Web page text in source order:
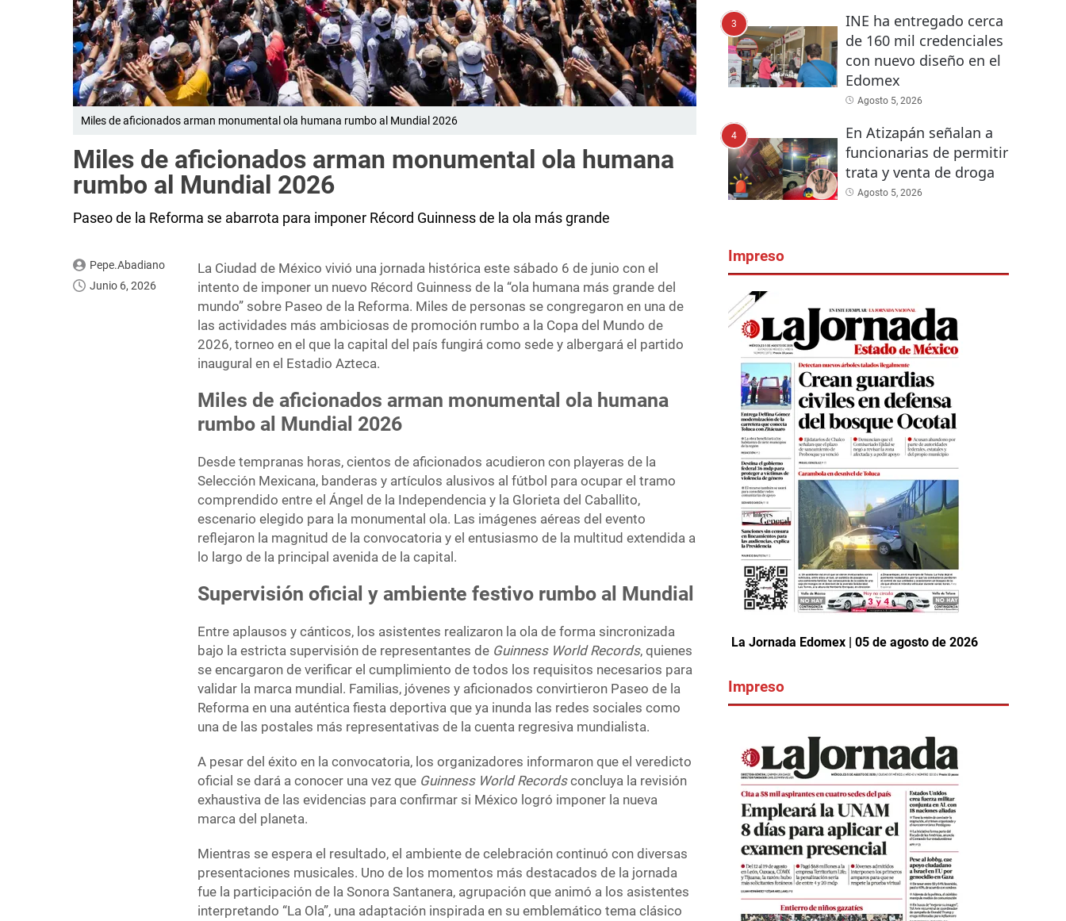
Miles de aficionados arman monumental ola humana rumbo al Mundial 2026
Miles de aficionados arman monumental ola humana
rumbo al Mundial 2026
Paseo de la Reforma se abarrota para imponer Récord Guinness de la ola más grande
Pepe.Abadiano
Junio 6, 2026
La Ciudad de México vivió una jornada histórica este sábado 6 de junio con el
intento de imponer un nuevo Récord Guinness de la “ola humana más grande del
mundo” sobre Paseo de la Reforma. Miles de personas se congregaron en una de
las actividades más ambiciosas de promoción rumbo a la Copa del Mundo de
2026, torneo en el que la capital del país fungirá como sede y albergará el partido
inaugural en el Estadio Azteca.
Miles de aficionados arman monumental ola humana
rumbo al Mundial 2026
Desde tempranas horas, cientos de aficionados acudieron con playeras de la
Selección Mexicana, banderas y artículos alusivos al fútbol para ocupar el tramo
comprendido entre el Ángel de la Independencia y la Glorieta del Caballito,
escenario elegido para la monumental ola. Las imágenes aéreas del evento
reflejaron la magnitud de la convocatoria y el entusiasmo de la multitud extendida a
lo largo de la principal avenida de la capital.
Supervisión oficial y ambiente festivo rumbo al Mundial
Entre aplausos y cánticos, los asistentes realizaron la ola de forma sincronizada
bajo la estricta supervisión de representantes de Guinness World Records, quienes
se encargaron de verificar el cumplimiento de todos los requisitos necesarios para
validar la marca mundial. Familias, jóvenes y aficionados convirtieron Paseo de la
Reforma en una auténtica fiesta deportiva que ya inunda las redes sociales como
una de las postales más representativas de la cuenta regresiva mundialista.
A pesar del éxito en la convocatoria, los organizadores informaron que el veredicto
oficial se dará a conocer una vez que Guinness World Recordsconcluya la revisión
exhaustiva de las evidencias para confirmar si México logró imponer la nueva
marca del planeta.
Mientras se espera el resultado, el ambiente de celebración continuó con diversas
presentaciones musicales. Uno de los momentos más destacados de la jornada
fue la participación de la Sonora Santanera, agrupación que animó a los asistentes
interpretando “La Ola”, una adaptación inspirada en su emblemático tema clásico
3
INE ha entregado cerca
de 160 mil credenciales
con nuevo diseño en el
Edomex
Agosto 5, 2026
4
En Atizapán señalan a
funcionarias de permitir
trata y venta de droga
Agosto 5, 2026
Impreso
La Jornada Edomex | 05 de agosto de 2026
Impreso